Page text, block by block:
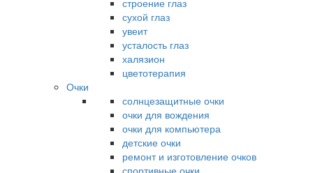
строение глаз
сухой глаз
увеит
усталость глаз
халязион
цветотерапия
Очки
солнцезащитные очки
очки для вождения
очки для компьютера
детские очки
ремонт и изготовление очков